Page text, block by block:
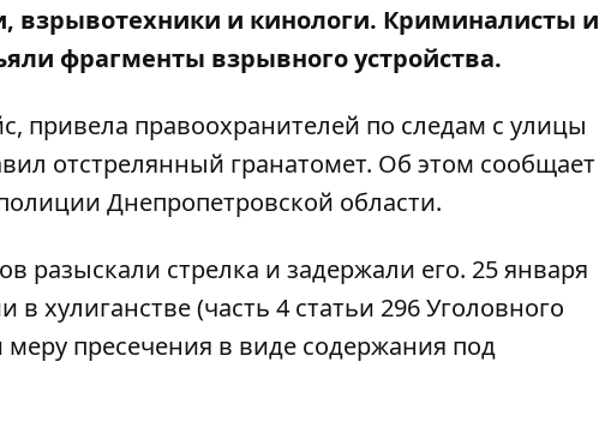
взрывотехники и кинологи. Криминалисты и
фрагменты взрывного устройства.
привела правоохранителей по следам с улицы
отстрелянный гранатомет. Об этом сообщает
Днепропетровской области.
разыскали стрелка и задержали его. 25 января
(часть 4 статьи 296 Уголовного
пресечения в виде содержания под